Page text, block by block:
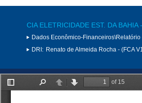
CIA ELETRICIDADE EST. DA BAHIA
Dados Econômico-
DRI: Renato de Almeida Rocha - (FCA